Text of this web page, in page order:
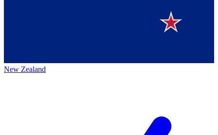
New Zealand